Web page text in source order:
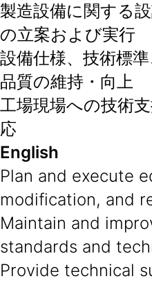
製造設備に関する
の立案および実行
設備仕様、技術標
品質の維持・向上
工場現場への技術
応
English
Plan and execute
modification, and
Maintain and
standards and
Provide technical